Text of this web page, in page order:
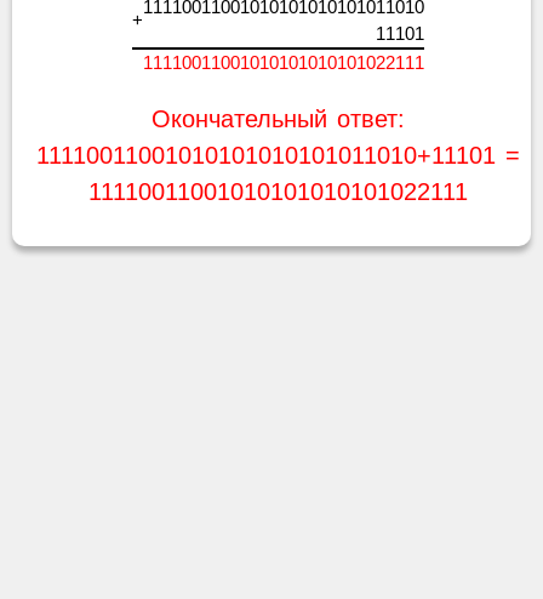
+
11110011001010101010101011010
11101
11110011001010101010101022111
Окончательный ответ:
11110011001010101010101011010+11101 =
11110011001010101010101022111